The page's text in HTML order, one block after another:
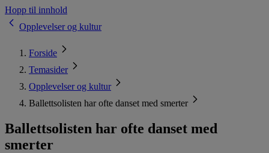
Hopp til innhold
Opplevelser og kultur
Forside
Temasider
Opplevelser og kultur
Ballettsolisten har ofte danset med smerter
Ballettsolisten har ofte danset med
smerter